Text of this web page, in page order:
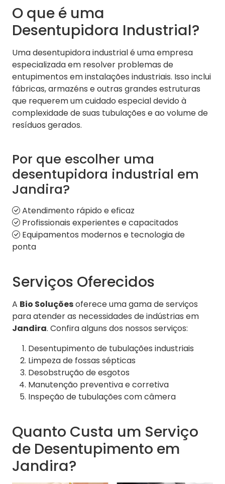
O que é uma
Desentupidora Industrial?
Uma desentupidora industrial é uma empresa
especializada em resolver problemas de
entupimentos em instalações industriais. Isso inclui
fábricas, armazéns e outras grandes estruturas
que requerem um cuidado especial devido à
complexidade de suas tubulações e ao volume de
resíduos gerados.
Por que escolher uma
desentupidora industrial em
Jandira?
Atendimento rápido e eficaz
Profissionais experientes e capacitados
Equipamentos modernos e tecnologia de
ponta
Serviços Oferecidos
A Bio Soluçõesoferece uma gama de serviços
para atender as necessidades de indústrias em
Jandira. Confira alguns dos nossos serviços:
Desentupimento de tubulações industriais
Limpeza de fossas sépticas
Desobstrução de esgotos
Manutenção preventiva e corretiva
Inspeção de tubulações com câmera
Quanto Custa um Serviço
de Desentupimento em
Jandira?